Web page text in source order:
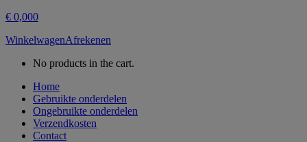
€ 0,000
WinkelwagenAfrekenen
No products in the cart.
Home
Gebruikte onderdelen
Ongebruikte onderdelen
Verzendkosten
Contact